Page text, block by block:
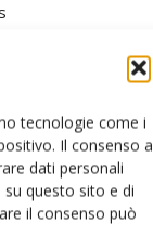
tecnologie come i
Il consenso a
dati personali
questo sito e di
il consenso può